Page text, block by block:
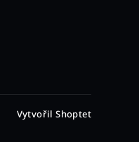
Vytvořil Shoptet